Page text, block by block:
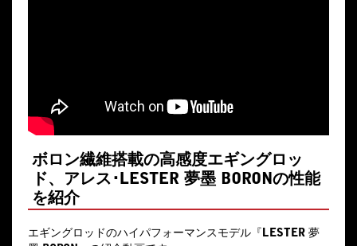
ボロン繊維搭載の高感度エギングロッ
ド、アレス･LESTER 夢墨 BORONの性能
を紹介
エギングロッドのハイパフォーマンスモデル『LESTER 夢